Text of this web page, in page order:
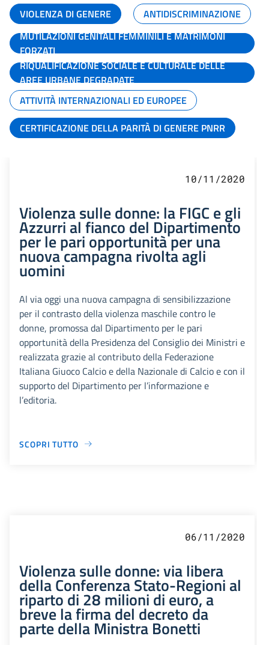
VIOLENZA DI GENERE
ANTIDISCRIMINAZIONE
MUTILAZIONI GENITALI FEMMINILI E MATRIMONI
FORZATI
RIQUALIFICAZIONE SOCIALE E CULTURALE DELLE
AREE URBANE DEGRADATE
ATTIVITÀ INTERNAZIONALI ED EUROPEE
CERTIFICAZIONE DELLA PARITÀ DI GENERE PNRR
10/11/2020
Violenza sulle donne: la FIGC e gli
Azzurri al fianco del Dipartimento
per le pari opportunità per una
nuova campagna rivolta agli
uomini
Al via oggi una nuova campagna di sensibilizzazione
per il contrasto della violenza maschile contro le
donne, promossa dal Dipartimento per le pari
opportunità della Presidenza del Consiglio dei Ministri e
realizzata grazie al contributo della Federazione
Italiana Giuoco Calcio e della Nazionale di Calcio e con il
supporto del Dipartimento per l’informazione e
l’editoria.
SCOPRI TUTTO
06/11/2020
Violenza sulle donne: via libera
della Conferenza Stato-Regioni al
riparto di 28 milioni di euro, a
breve la firma del decreto da
parte della Ministra Bonetti